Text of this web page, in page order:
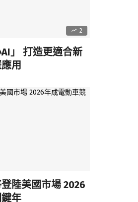
2
」 打造更適合新
用
陸美國市場 2026
年